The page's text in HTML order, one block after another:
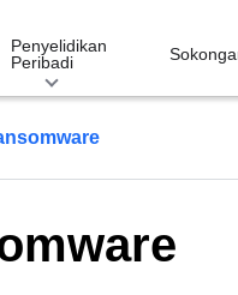
Penyelidikan
Peribadi